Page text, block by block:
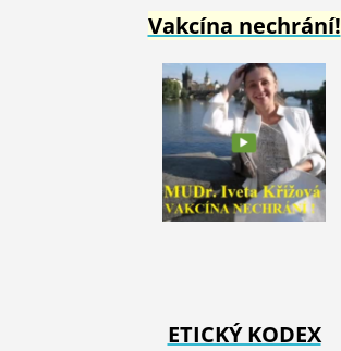
Vakcína nechrání!
ETICKÝ KODEX